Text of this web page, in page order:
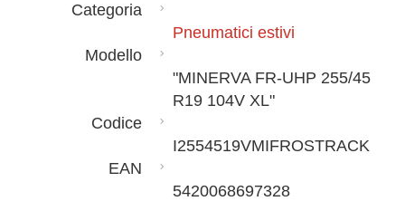
Categoria
Pneumatici estivi
Modello
"MINERVA FR-UHP 255/45
R19 104V XL"
Codice
I2554519VMIFROSTRACK
EAN
5420068697328